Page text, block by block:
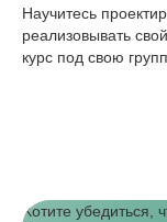
Научитесь
реализовывать
курс под свою
Хотите убедиться,